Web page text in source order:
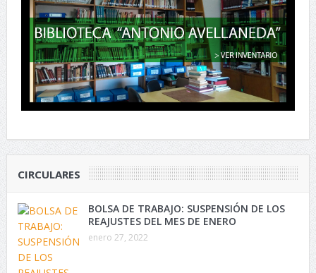
CIRCULARES
BOLSA DE TRABAJO: SUSPENSIÓN DE LOS
REAJUSTES DEL MES DE ENERO
enero 27, 2022